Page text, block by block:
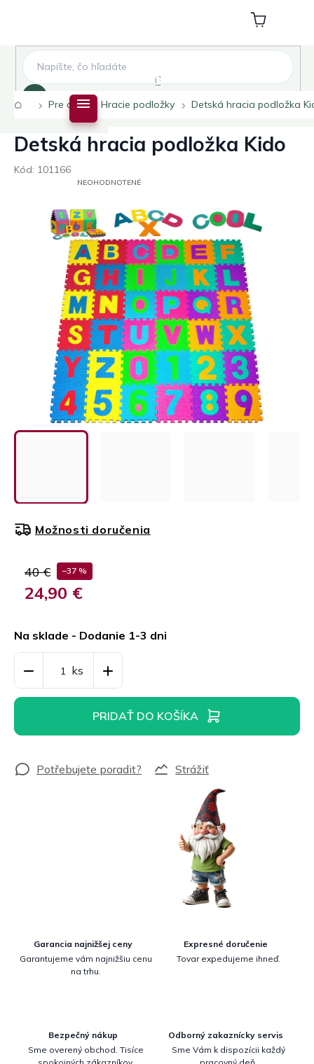
Nákupný
košík
Domov
Pre deti Hracie podložky Detská hracia podložka
Detská hracia podložka Kido
Kód: 101166
PRIEMERNÉ
HVIEZDIČIEK.
NEOHODNOTENÉ
40 € –37 %
24,90 €
cena:
Na sklade - Dodanie 1-3 dni
Možnosti doručenia
PRIDAŤ DO KOŠÍKA
Strážiť
Garancia najnižšej ceny
Garantujeme vám najnižšiu cenu
na trhu.
Expresné doručenie
Tovar expedujeme ihneď.
Bezpečný nákup
Sme overený obchod. Tisíce
spokojných zákazníkov.
Odborný zakaznícky servis
Sme Vám k dispozícii každý
pracovný deň.